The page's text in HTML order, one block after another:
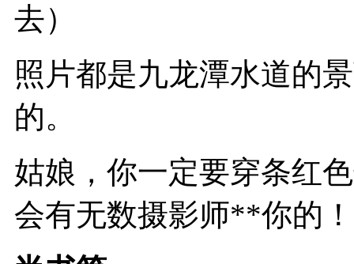
去）
照片都是九龙潭水道的
的。
姑娘，你一定要穿条红
会有无数摄影师**你的